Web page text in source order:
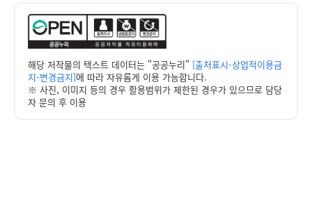
해당 저작물의 텍스트 데이터는 "공공누리" [출처표시-상업적이용금
지-변경금지]에 따라 자유롭게 이용 가능합니다.
※ 사진, 이미지 등의 경우 활용범위가 제한된 경우가 있으므로 담당
자 문의 후 이용